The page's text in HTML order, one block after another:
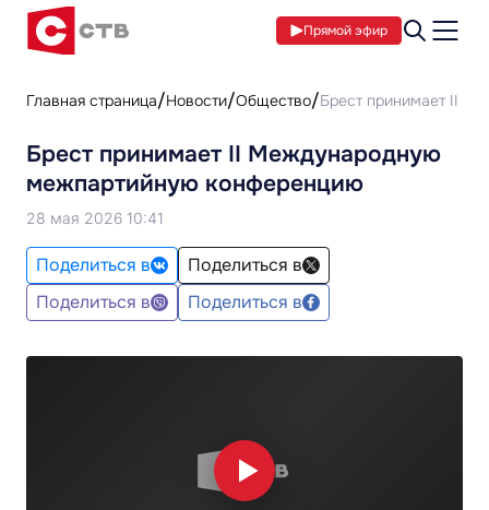
Прямой эфир
Главная страница Новости Общество Брест принимает II
Брест принимает II Международную
межпартийную конференцию
28 мая 2026 10:41
Поделиться в
Поделиться в
Поделиться в
Поделиться в